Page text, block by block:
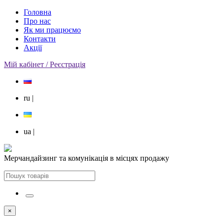
Головна
Про нас
Як ми працюємо
Контакти
Акції
Мій кабінет / Реєстрація
ru |
ua |
Мерчандайзинг та комунікація в місцях продажу
×